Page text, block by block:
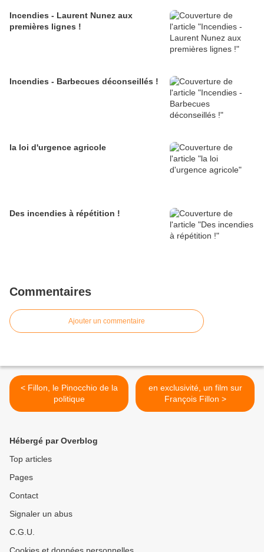
Incendies - Laurent Nunez aux
premières lignes !
Incendies - Barbecues déconseillés !
la loi d'urgence agricole
Des incendies à répétition !
Commentaires
Ajouter un commentaire
< Fillon, le Pinocchio de la
politique
en exclusivité, un film sur
François Fillon >
Hébergé par Overblog
Top articles
Pages
Contact
Signaler un abus
C.G.U.